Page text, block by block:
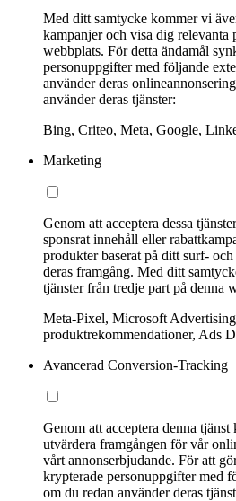
Med ditt samtycke kommer vi
kampanjer och visa dig relevanta
webbplats. För detta ändamål
personuppgifter med följande
använder deras
använder deras tjänster:
Bing, Criteo, Meta, Google,
Marketing
Genom att acceptera dessa
sponsrat innehåll eller
produkter baserat på ditt surf-
deras framgång. Med ditt
tjänster från tredje part på denna
Meta-Pixel, Microsoft
produktrekommendationer, Ads
Avancerad Conversion-Tracking
Genom att acceptera denna
utvärdera framgången för vår
vårt annonserbjudande. För att
krypterade personuppgifter med
om du redan använder deras